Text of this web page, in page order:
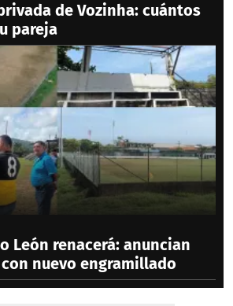
de Vozinha: cuántos
pareja
León renacerá: anuncian
nuevo engramillado